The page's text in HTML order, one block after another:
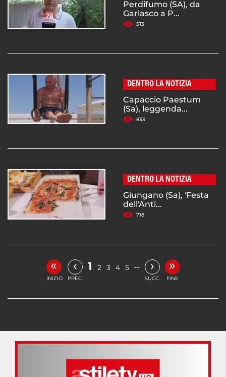
Perdifumo (SA), da
Garlasco a P...
513
DENTRO LA NOTIZIA
Capaccio Paestum
(Sa), leggenda...
833
DENTRO LA NOTIZIA
Giungano (Sa), 'Festa
dell'Anti...
718
«
INIZIO
‹
PREC.
1 2 3 4 5 … ›
SUCC.
»
FINE